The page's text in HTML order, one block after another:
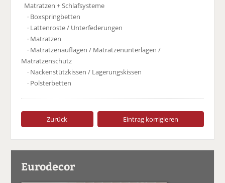
Matratzen + Schlafsysteme
· Boxspringbetten
· Lattenroste / Unterfederungen
· Matratzen
· Matratzenauflagen / Matratzenunterlagen /
Matratzenschutz
· Nackenstützkissen / Lagerungskissen
· Polsterbetten
Zurück Eintrag korrigieren
Eurodecor